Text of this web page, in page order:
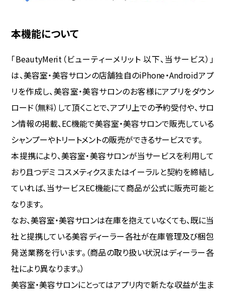
ニュース
BMマガジン
login
本機能について
「BeautyMerit（ビューティーメリット 以下、当サービス）」
は、美容室・美容サロンの店舗独自のiPhone・Androidアプ
リを作成し、美容室・美容サロンのお客様にアプリをダウン
ロード（無料）して頂くことで、アプリ上での予約受付や、サロ
ン情報の掲載、EC機能で美容室・美容サロンで販売している
シャンプーやトリートメントの販売ができるサービスです。
本提携により、美容室・美容サロンが当サービスを利用して
おり且つデミ コスメティクスまたはイーラルと契約を締結し
ていれば、当サービスEC機能にて商品が公式に販売可能と
なります。
なお、美容室・美容サロンは在庫を抱えていなくても、既に当
社と提携している美容ディーラー各社が在庫管理及び梱包
発送業務を行います。（商品の取り扱い状況はディーラー各
社により異なります。）
美容室・美容サロンにとってはアプリ内で新たな収益が生ま